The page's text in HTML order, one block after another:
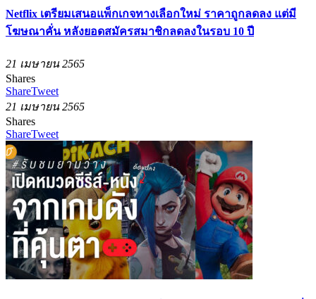
Netflix เตรียมเสนอแพ็กเกจทางเลือกใหม่ ราคาถูกลดลง แต่มี
โฆษณาคั่น หลังยอดสมัครสมาชิกลดลงในรอบ 10 ปี
21 เมษายน 2565
Shares
ShareTweet
21 เมษายน 2565
Shares
ShareTweet